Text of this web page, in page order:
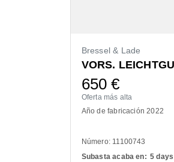
VORS. LEICHTGUTSCHAUFEL 1400MM
Año de fabricación 2022
Número: 11100743
Subasta acaba en: 5 days